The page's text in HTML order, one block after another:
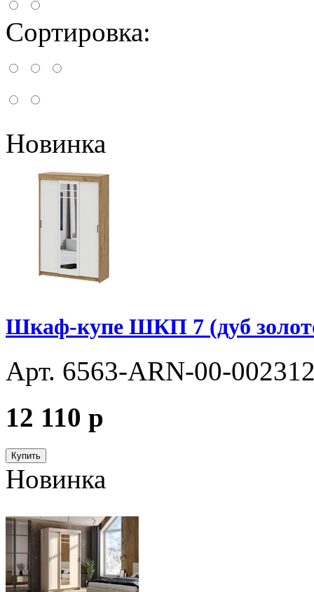
Сортировка:
Новинка
Шкаф-купе ШКП 7 (дуб
Арт. 6563-ARN-00-
12 110 p
Купить
Новинка